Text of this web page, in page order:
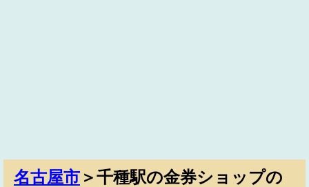
名古屋市 ＞千種駅の金券ショップの